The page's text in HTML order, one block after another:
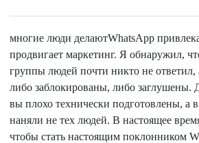
многие люди делаютWhatsApp
продвигает маркетинг. Я обнаружил,
группы людей почти никто не
либо заблокированы, либо заглушены.
вы плохо технически подготовлены, а
наняли не тех людей. В настоящее
чтобы стать настоящим поклонником